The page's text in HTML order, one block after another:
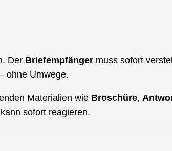
Der Briefempfänger muss sofort
ohne Umwege.
Materialien wie Broschüre,
sofort reagieren.